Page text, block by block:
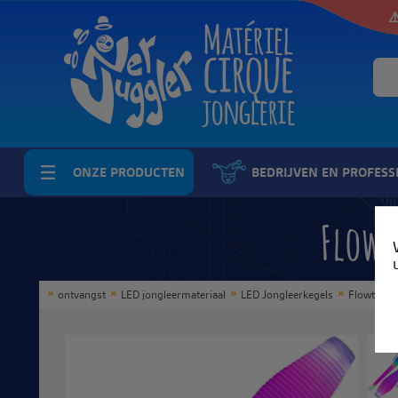
ONZE PRODUCTEN BEDRIJVEN EN
ontvangst LED jongleermateriaal LED Jongleerkegels Flowtoys